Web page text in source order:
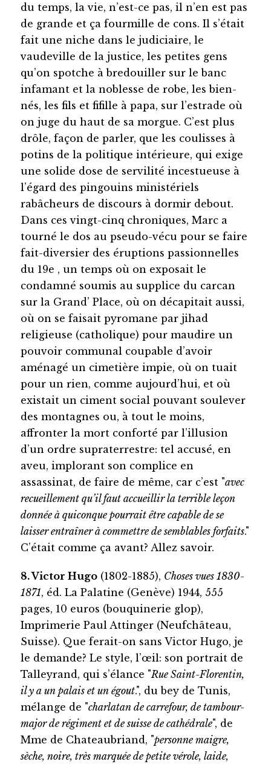
du temps, la vie, n’est-ce pas, il n’en est pas
de grande et ça fourmille de cons. Il s’était
fait une niche dans le judiciaire, le
vaudeville de la justice, les petites gens
qu’on spotche à bredouiller sur le banc
infamant et la noblesse de robe, les bien-
nés, les fils et fifille à papa, sur l’estrade où
on juge du haut de sa morgue. C’est plus
drôle, façon de parler, que les coulisses à
potins de la politique intérieure, qui exige
une solide dose de servilité incestueuse à
l’égard des pingouins ministériels
rabâcheurs de discours à dormir debout.
Dans ces vingt-cinq chroniques, Marc a
tourné le dos au pseudo-vécu pour se faire
fait-diversier des éruptions passionnelles
du 19e , un temps où on exposait le
condamné soumis au supplice du carcan
sur la Grand’ Place, où on décapitait aussi,
où on se faisait pyromane par jihad
religieuse (catholique) pour maudire un
pouvoir communal coupable d’avoir
aménagé un cimetière impie, où on tuait
pour un rien, comme aujourd’hui, et où
existait un ciment social pouvant soulever
des montagnes ou, à tout le moins,
affronter la mort conforté par l’illusion
d’un ordre supraterrestre: tel accusé, en
aveu, implorant son complice en
assassinat, de faire de même, car c’est "avec
recueillement qu’il faut accueillir la terrible leçon
donnée à quiconque pourrait être capable de se
laisser entraîner à commettre de semblables forfaits."
C’était comme ça avant? Allez savoir.
8. Victor Hugo(1802-1885), Choses vues 1830-
1871, éd. La Palatine (Genève) 1944, 555
pages, 10 euros (bouquinerie glop),
Imprimerie Paul Attinger (Neufchâteau,
Suisse). Que ferait-on sans Victor Hugo, je
le demande? Le style, l’œil: son portrait de
Talleyrand, qui s’élance "Rue Saint-Florentin,
il y a un palais et un égout.", du bey de Tunis,
mélange de "charlatan de carrefour, de tambour-
major de régiment et de suisse de cathédrale", de
Mme de Chateaubriand, "personne maigre,
sèche, noire, très marquée de petite vérole, laide,